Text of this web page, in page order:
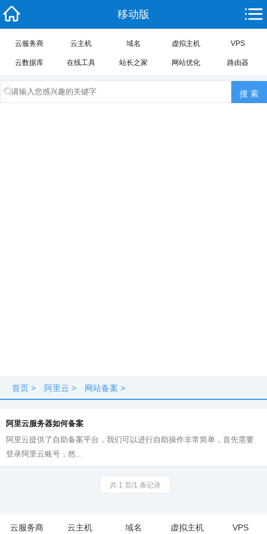
移动版
云服务商 云主机 域名 虚拟主机 VPS
云数据库 在线工具 站长之家 网站优化 路由器
首页 > 阿里云 > 网站备案 >
阿里云服务器如何备案
阿里云提供了自助备案平台，我们可以进行自助操作非常简单，首先需要
登录阿里云账号，然...
共 1 页/1 条记录
云服务商 云主机 域名 虚拟主机 VPS